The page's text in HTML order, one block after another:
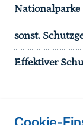
Nationalparke
sonst.
Effektiver